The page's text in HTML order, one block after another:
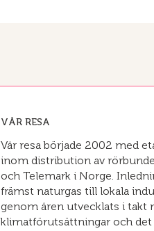
VÅR RESA
Vår resa började 2002 med
inom distribution av
och Telemark i Norge.
främst naturgas till lokala
genom åren utvecklats i takt
klimatförutsättningar och det